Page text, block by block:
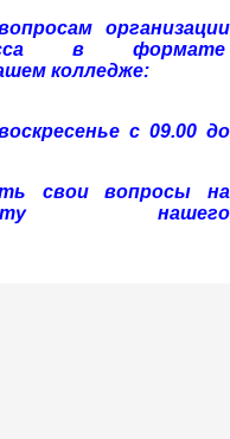
организации
в формате
колледже:
с 09.00 до
свои вопросы на
нашего